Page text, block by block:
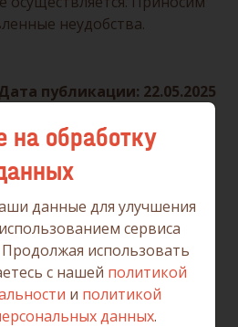
неудобства.
публикации: 22.05.2025
к списку новостей
на обработку
данные для улучшения
сервиса
использовать
с нашей политикой
и политикой
данных.